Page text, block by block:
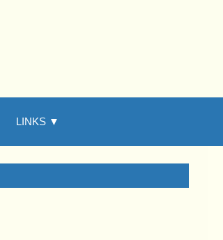
LINKS ▼